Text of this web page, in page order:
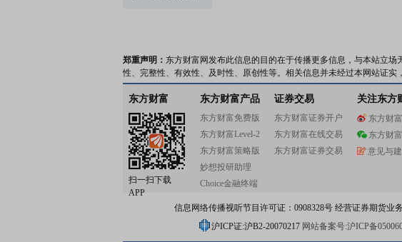
郑重声明： 东方财富网发布此信息的目的在于传播更多信息，与本站立
性、完整性、有效性、及时性、原创性等。相关信息并未经过本网站证实
东方财富
扫一扫下载
APP
东方财富产品
东方财富免费版
东方财富Level-2
东方财富策略版
妙想投研助理
Choice金融终端
证券交易
东方财富证券开户
东方财富在线交易
东方财富证券交易
关注东方
东方财
东方财
意见与
信息网络传播视听节目许可证：0908328号 经营证券期货业
沪ICP证:沪B2-20070217 网站备案号:沪ICP备